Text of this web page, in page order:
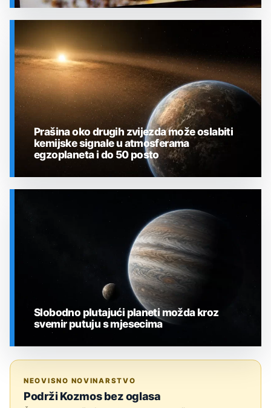
SVEMIR
Prašina oko drugih zvijezda može oslabiti
kemijske signale u atmosferama
egzoplaneta i do 50 posto
Slobodno plutajući planeti možda kroz
svemir putuju s mjesecima
NEOVISNO NOVINARSTVO
Podrži Kozmos bez oglasa